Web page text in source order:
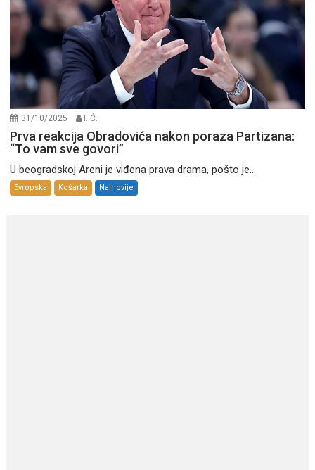
31/10/2025 I. Ć.
Prva reakcija Obradovića nakon poraza Partizana:
“To vam sve govori”
U beogradskoj Areni je viđena prava drama, pošto je...
Evropska Košarka Najnovije